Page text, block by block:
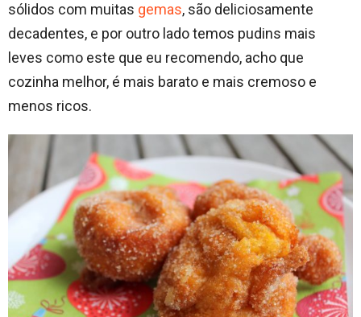
sólidos com muitas gemas, são deliciosamente
decadentes, e por outro lado temos pudins mais
leves como este que eu recomendo, acho que
cozinha melhor, é mais barato e mais cremoso e
menos ricos.